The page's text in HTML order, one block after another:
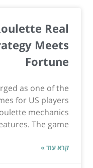
Real
Meets
Fortune
as one of the
for US players
mechanics
The game,...
קרא עוד »